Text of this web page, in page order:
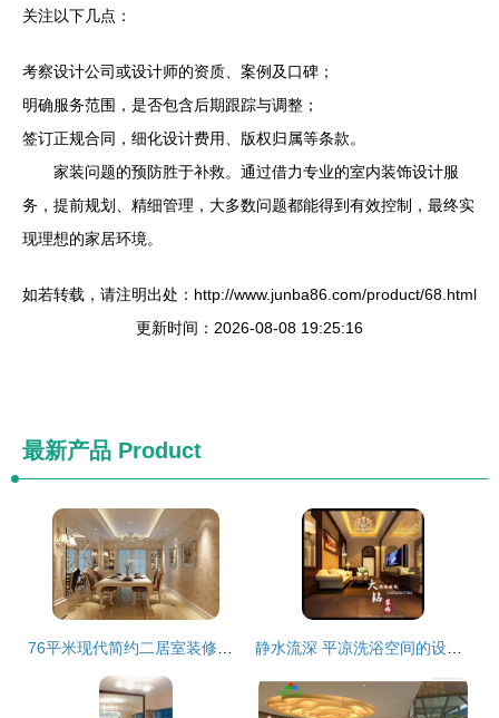
关注以下几点：
考察设计公司或设计师的资质、案例及口碑；
明确服务范围，是否包含后期跟踪与调整；
签订正规合同，细化设计费用、版权归属等条款。
家装问题的预防胜于补救。通过借力专业的室内装饰设计服
务，提前规划、精细管理，大多数问题都能得到有效控制，最终实
现理想的家居环境。
如若转载，请注明出处：http://www.junba86.com/product/68.html
更新时间：2026-08-08 19:25:16
最新产品 Product